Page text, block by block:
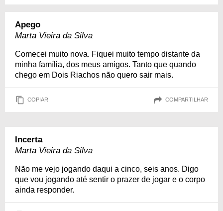
Apego
Marta Vieira da Silva
Comecei muito nova. Fiquei muito tempo distante da
minha família, dos meus amigos. Tanto que quando
chego em Dois Riachos não quero sair mais.
COPIAR COMPARTILHAR
Incerta
Marta Vieira da Silva
Não me vejo jogando daqui a cinco, seis anos. Digo
que vou jogando até sentir o prazer de jogar e o corpo
ainda responder.